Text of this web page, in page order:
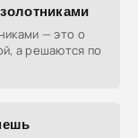
— это о
а решаются по